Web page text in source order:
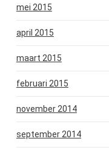
mei 2015
april 2015
maart 2015
februari 2015
november 2014
september 2014